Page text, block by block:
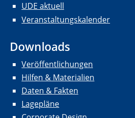
UDE aktuell
Veranstaltungskalender
Downloads
Veröffentlichungen
Hilfen & Materialien
Daten & Fakten
Lagepläne